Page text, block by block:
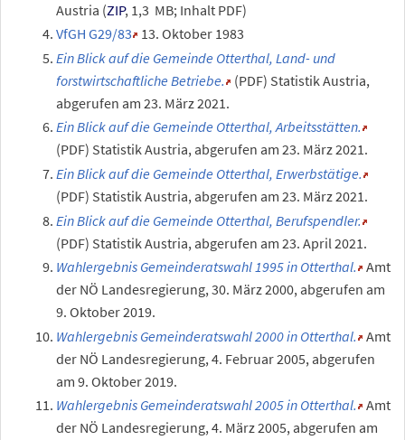
Austria (ZIP, 1,3 MB; Inhalt PDF)
VfGH G29/83 13. Oktober 1983
Ein Blick auf die Gemeinde Otterthal, Land- und
forstwirtschaftliche Betriebe.
(PDF) Statistik Austria,
abgerufen am 23. März 2021 .
Ein Blick auf die Gemeinde Otterthal, Arbeitsstätten.
(PDF) Statistik Austria, abgerufen am 23. März 2021.
Ein Blick auf die Gemeinde Otterthal, Erwerbstätige.
(PDF) Statistik Austria, abgerufen am 23. März 2021 .
Ein Blick auf die Gemeinde Otterthal, Berufspendler.
(PDF) Statistik Austria, abgerufen am 23. April 2021 .
Wahlergebnis Gemeinderatswahl 1995 in Otterthal.
Amt
der NÖ Landesregierung,30. März 2000, abgerufen am
9. Oktober 2019.
Wahlergebnis Gemeinderatswahl 2000 in Otterthal.
Amt
der NÖ Landesregierung, 4. Februar 2005, abgerufen
am 9. Oktober 2019.
Wahlergebnis Gemeinderatswahl 2005 in Otterthal.
Amt
der NÖ Landesregierung,4. März 2005, abgerufen am